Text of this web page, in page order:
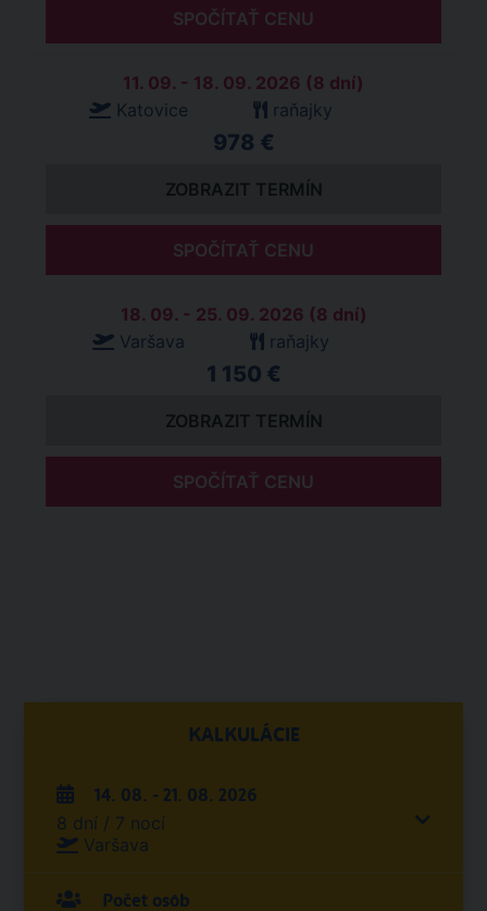
SPOČÍTAŤ CENU
11. 09. - 18. 09. 2026 (8 dní)
Katovice
raňajky
978 €
ZOBRAZIT TERMÍN
SPOČÍTAŤ CENU
18. 09. - 25. 09. 2026 (8 dní)
Varšava
raňajky
1 150 €
ZOBRAZIT TERMÍN
SPOČÍTAŤ CENU
KALKULÁCIE
14. 08. - 21. 08. 2026
8 dní / 7 nocí
Varšava
Počet osôb